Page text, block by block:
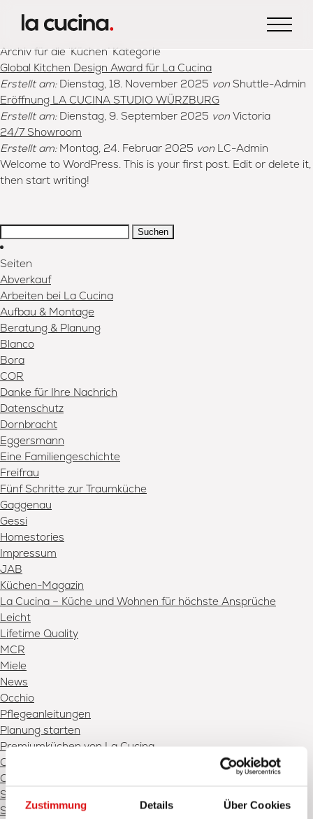
Zustimmung Details Über Cookies
Archiv für die ‘Küchen’ Kategorie
Global Kitchen Design Award für La Cucina
Erstellt am:Dienstag, 18. November 2025 von Shuttle-Admin
Eröffnung LA CUCINA STUDIO WÜRZBURG
Erstellt am:Dienstag, 9. September 2025 von Victoria
24/7 Showroom
Erstellt am:Montag, 24. Februar 2025 von LC-Admin
Welcome to WordPress. This is your first post. Edit or delete it,
then start writing!
Suchen:
Seiten
Abverkauf
Arbeiten bei La Cucina
Aufbau & Montage
Beratung & Planung
Blanco
Bora
COR
Danke für Ihre Nachrich
Datenschutz
Dornbracht
Eggersmann
Eine Familiengeschichte
Freifrau
Fünf Schritte zur Traumküche
Gaggenau
Gessi
Homestories
Impressum
JAB
Küchen-Magazin
La Cucina – Küche und Wohnen für höchste Ansprüche
Leicht
Lifetime Quality
MCR
Miele
News
Occhio
Pflegeanleitungen
Planung starten
Premiumküchen von La Cucina
Qualität
Quooker
Showroom Schweinfurt
Showroom Würzburg